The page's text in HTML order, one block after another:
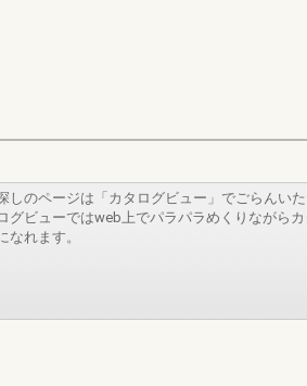
しのページは「カタログビュー」でごらんい
グビューではweb上でパラパラめくりながら
なれます。